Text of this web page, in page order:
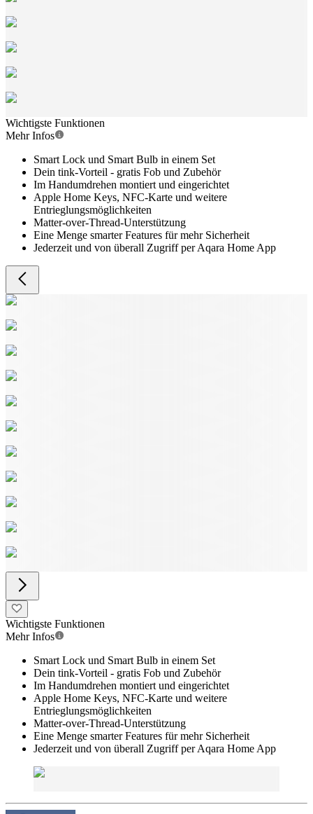
Wichtigste Funktionen
Mehr Infos
Smart Lock und Smart Bulb in einem Set
Dein tink-Vorteil - gratis Fob und Zubehör
Im Handumdrehen montiert und eingerichtet
Apple Home Keys, NFC-Karte und weitere
Entrieglungsmöglichkeiten
Matter-over-Thread-Unterstützung
Eine Menge smarter Features für mehr Sicherheit
Jederzeit und von überall Zugriff per Aqara Home App
Wichtigste Funktionen
Mehr Infos
Smart Lock und Smart Bulb in einem Set
Dein tink-Vorteil - gratis Fob und Zubehör
Im Handumdrehen montiert und eingerichtet
Apple Home Keys, NFC-Karte und weitere
Entrieglungsmöglichkeiten
Matter-over-Thread-Unterstützung
Eine Menge smarter Features für mehr Sicherheit
Jederzeit und von überall Zugriff per Aqara Home App